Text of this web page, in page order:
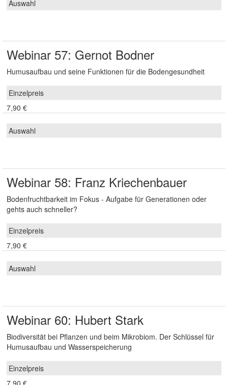
Webinar 57: Gernot Bodner
Humusaufbau und seine Funktionen für die Bodengesundheit
7,90 €
Webinar 58: Franz Kriechenbauer
Bodenfruchtbarkeit im Fokus - Aufgabe für Generationen oder
gehts auch schneller?
7,90 €
Webinar 60: Hubert Stark
Biodiversität bei Pflanzen und beim Mikrobiom. Der Schlüssel für
Humusaufbau und Wasserspeicherung
7,90 €